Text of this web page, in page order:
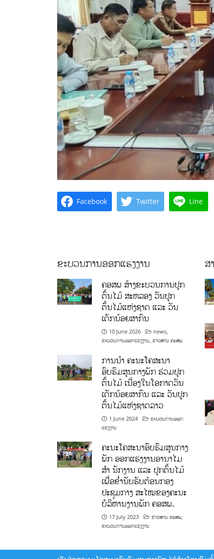
Facebook Twitter Line
ຂະບວນການອອກແຮງງານ
ຄອສພ ສ້າງຂະບວນການປູກ
ຕົ້ນໄມ້ ສະຫລອງ ວັນປູກ
ຕົ້ນໄມ້ແຫ່ງຊາດ ແລະ ວັນ
ເດັກນ້ອຍສາກົນ
10 June 2026 news,
ຂະບວນການອອກແຮງງານ ຂ່າວສານ ຄອສພ
ການນໍາ ຄະນະໂຄສະນາ
ອົບຮົມສູນກາງພັກ ຮ່ວມປູກ
ຕົ້ນໄມ້ ເນື່ອງໃນໂອກາດວັນ
ເດັກນ້ອຍສາກົນ ແລະ ວັນປູກ
ຕົ້ນໄມ້ແຫ່ງຊາດລາວ
1 June 2024
ຂະບວນການອອກ
ແຮງງານ
ຄະນະໂຄສະນາອົບຮົມສູນກາງ
ພັກ ອອກແຮງງານອານາໄມ
ສໍາ ນັກງານ ແລະ ປູກຕົ້ນໄມ້
ເພື່ອຂໍ່ານັບຮັບຕ້ອນກອງ
ປະຊຸມກາງ ສະໄໝຂອງຄະນະ
ບໍລິຫານງານພັກ ຄອສພ.
17 July 2023 ຂ່າວສານ ຄອສພ,
ຂະບວນການອອກແຮງງານ
ສ